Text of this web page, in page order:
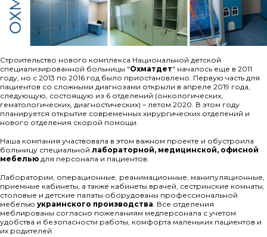
Строительство нового комплекса Национальной детской
специализированной больницы "Охматдет" началось еще в 2011
году, но с 2013 по 2016 год было приостановлено. Первую часть для
пациентов со сложными диагнозами открыли в апреле 2019 года,
следующую, состоящую из 6 отделений (онкологических,
гематологических, диагностических) – летом 2020. В этом году
планируется открытие современных хирургических отделений и
нового отделения скорой помощи.
Наша компания участвовала в этом важном проекте и обустроила
больницу специальной лабораторной, медицинской, офисной
мебелью для персонала и пациентов.
Лаборатории, операционные, реанимационные, манипуляционные,
приемные кабинеты, а также кабинеты врачей, сестринские комнаты,
столовые и детские палаты оборудованы профессиональной
мебелью украинского производства. Все отделения
меблированы согласно пожеланиям медперсонала с учетом
удобства и безопасности работы, комфорта маленьких пациентов и
их родителей.